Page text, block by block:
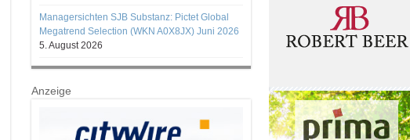
Managersichten SJB Substanz: Pictet Global
Megatrend Selection (WKN A0X8JX) Juni 2026
5. August 2026
Anzeige